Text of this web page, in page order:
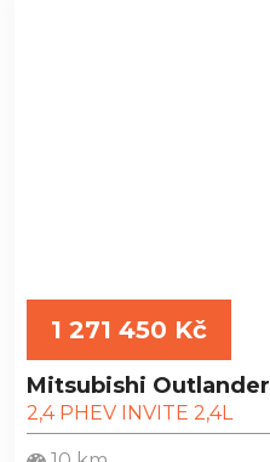
1 271 450 Kč
Mitsubishi Outlander
2,4 PHEV INVITE 2,4L